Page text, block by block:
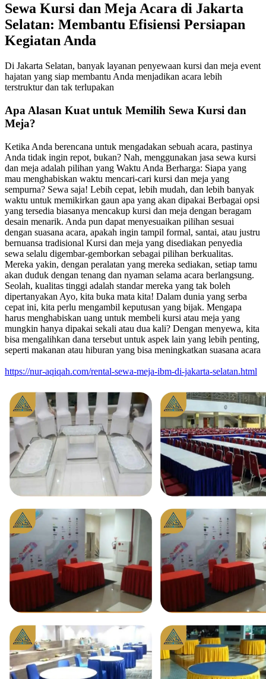
Sewa Kursi dan Meja Acara di Jakarta
Selatan: Membantu Efisiensi Persiapan
Kegiatan Anda
Di Jakarta Selatan, banyak layanan penyewaan kursi dan meja event
hajatan yang siap membantu Anda menjadikan acara lebih
terstruktur dan tak terlupakan
Apa Alasan Kuat untuk Memilih Sewa Kursi dan
Meja?
Ketika Anda berencana untuk mengadakan sebuah acara, pastinya
Anda tidak ingin repot, bukan? Nah, menggunakan jasa sewa kursi
dan meja adalah pilihan yang Waktu Anda Berharga: Siapa yang
mau menghabiskan waktu mencari-cari kursi dan meja yang
sempurna? Sewa saja! Lebih cepat, lebih mudah, dan lebih banyak
waktu untuk memikirkan gaun apa yang akan dipakai Berbagai opsi
yang tersedia biasanya mencakup kursi dan meja dengan beragam
desain menarik. Anda pun dapat menyesuaikan pilihan sesuai
dengan suasana acara, apakah ingin tampil formal, santai, atau justru
bernuansa tradisional Kursi dan meja yang disediakan penyedia
sewa selalu digembar-gemborkan sebagai pilihan berkualitas.
Mereka yakin, dengan peralatan yang mereka sediakan, setiap tamu
akan duduk dengan tenang dan nyaman selama acara berlangsung.
Seolah, kualitas tinggi adalah standar mereka yang tak boleh
dipertanyakan Ayo, kita buka mata kita! Dalam dunia yang serba
cepat ini, kita perlu mengambil keputusan yang bijak. Mengapa
harus menghabiskan uang untuk membeli kursi atau meja yang
mungkin hanya dipakai sekali atau dua kali? Dengan menyewa, kita
bisa mengalihkan dana tersebut untuk aspek lain yang lebih penting,
seperti makanan atau hiburan yang bisa meningkatkan suasana acara
https://nur-aqiqah.com/rental-sewa-meja-ibm-di-jakarta-selatan.html